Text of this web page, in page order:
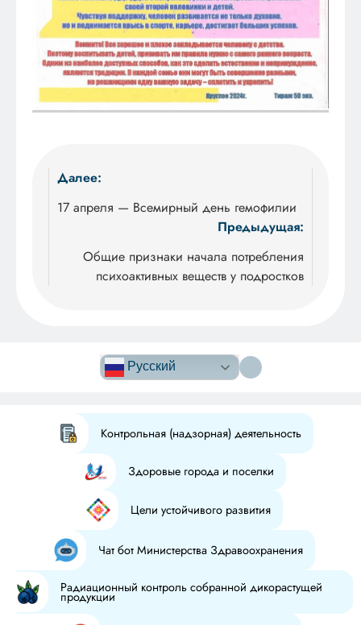
Навигация
по
Предыдущая:
Общие признаки начала потребления
психоактивных веществ у подростков
Далее:
17 апреля — Всемирный день гемофилии
Русский
для
слабовидящих
Контрольная (надзорная) деятельность
Здоровые города и поселки
Цели устойчивого развития
Чат бот Министерства Здравоохранения
Радиационный контроль собранной дикорастущей
продукции